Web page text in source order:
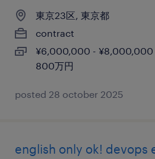
東京23区, 東京都
contract
¥6,000,000 - ¥8,000,000
800万円
posted 28 october 2025
english only ok! devops